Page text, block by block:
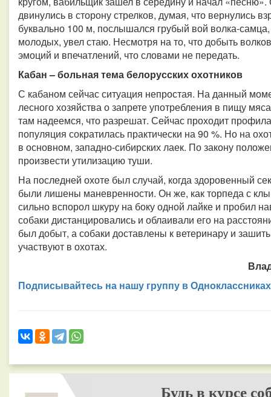
двинулись в сторону стрелков, думая, что вернулись
буквально 100 м, послышался грубый вой волка-
молодых, увел стаю. Несмотря на то, что добыть
эмоций и впечатлений, что словами не передать.
Кабан – больная тема белорусских охотников
С кабаном сейчас ситуация непростая. На данный
лесного хозяйства о запрете употребления в пищу
там надеемся, что разрешат. Сейчас проходит
популяция сократилась практически на 90 %. Но на
в основном, западно-сибирских лаек. По закону
произвести утилизацию туши.
На последней охоте был случай, когда здоровенный
были лишены маневренности. Он же, как торпеда с
сильно вспорол шкуру на боку одной лайке и пробил
собаки дистанцировались и облаивали его на
был добыт, а собаки доставлены к ветеринару и
участвуют в охотах.
Подписывайтесь на нашу группу в Одноклассниках
Будь в курсе